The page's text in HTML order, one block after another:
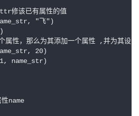
修该已有属性的值
"飞")
性，那么为其添加一个属性 ,并为其设置
20)
name_str)
name